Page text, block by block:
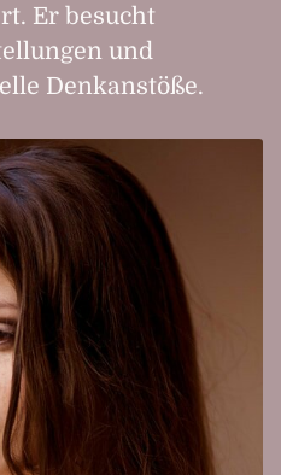
Er besucht
und
Denkanstöße.